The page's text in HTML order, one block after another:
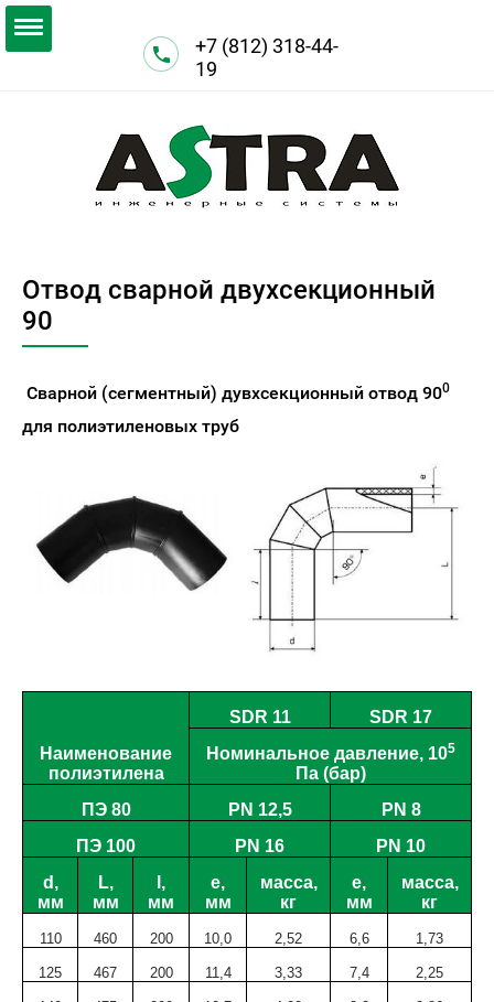
+7 (812) 318-44-
19
Отвод сварной двухсекционный
90
Сварной (сегментный) дувхсекционный отвод 900
для полиэтиленовых труб
Наименование
полиэтилена
SDR 11
SDR 17
Номинальное давление, 105
Па (бар)
ПЭ 80
PN 12,5
PN 8
ПЭ 100
PN 16
PN 10
d,
мм
L,
мм
l,
мм
e,
мм
масса,
кг
e,
мм
масса,
кг
110 460 200 10,0 2,52 6,6 1,73
125 467 200 11,4 3,33 7,4 2,25